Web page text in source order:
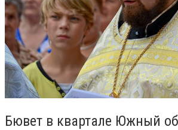
Бювет в квартале Южный